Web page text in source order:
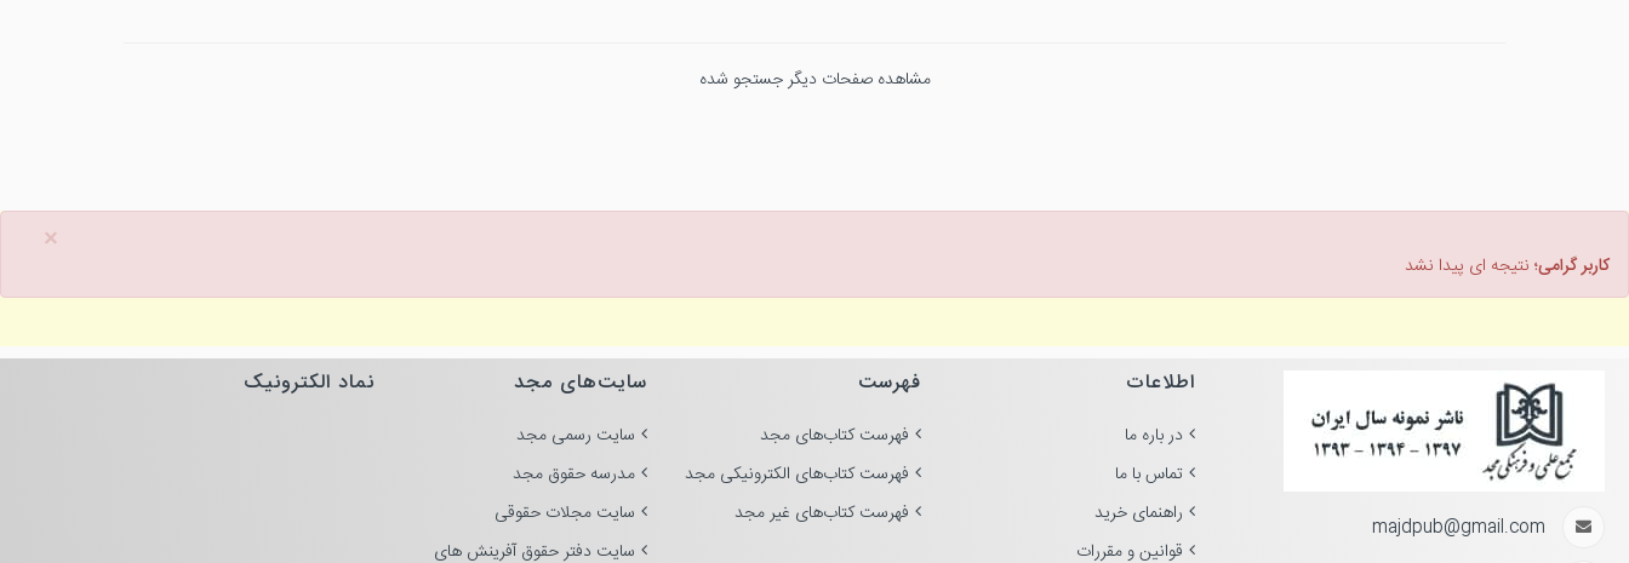
مشاهده صفحات دیگر جستجو شده
×
کاربر گرامی؛ نتیجه ای پیدا نشد
majdpub@gmail.com
اطلاعات
در باره ما
تماس با ما
راهنمای خرید
قوانین و مقررات
فهرست
فهرست کتاب‌های مجد
فهرست کتاب‌های الکترونیکی مجد
فهرست کتاب‌های غیر مجد
سایت‌های مجد
سایت رسمی مجد
مدرسه حقوق مجد
سایت مجلات حقوقی
سایت دفتر حقوق آفرینش های
نماد الکترونیک